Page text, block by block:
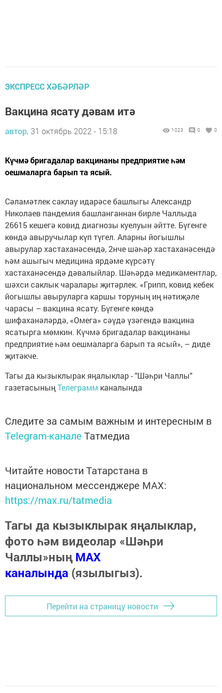
ЭКСПРЕСС ХӘБӘРЛӘР
Вакцина ясату дәвам итә
автор, 31 октябрь 2022 - 15:18 1023 0 0
Күчмә бригадалар вакцинаны предприятие һәм
оешмаларга барып та ясый.
Сәламәтлек саклау идарәсе башлыгы Александр
Николаев пандемия башланганнан бирле Чаллыда
26615 кешегә ковид диагнозы куелуын әйтте. Бүгенге
көндә авыручылар күп түгел. Аларны йогышлы
авырулар хастаханәсендә, 2нче шәһәр хастаханәсендә
һәм ашыгыч медицина ярдәме күрсәтү
хастаханәсендә дәвалыйлар. Шәһәрдә медикаментлар,
шәхси саклык чаралары җитәрлек. «Грипп, ковид кебек
йогышлы авыруларга каршы торуның иң нәтиҗәле
чарасы – вакцина ясату. Бүгенге көндә
шифаханәләрдә, «Омега» сәүдә үзәгендә вакцина
ясатырга мөмкин. Күчмә бригадалар вакцинаны
предприятие һәм оешмаларга барып та ясый», – диде
җитәкче.
Тагы да кызыклырак яңалыклар - "Шәһри Чаллы"
газетасыныңТелеграмм каналында
Следите за самым важным и интересным в
Telegram-канале Татмедиа
Читайте новости Татарстана в
национальном мессенджере MАХ:
https://max.ru/tatmedia
Тагы да кызыклырак яңалыклар,
фото һәм видеолар «Шәһри
Чаллы»ныңMAX
каналында (язылыгыз).
Перейти на страницу новости